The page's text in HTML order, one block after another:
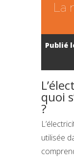
La
Publié
quoi
?
utilisée